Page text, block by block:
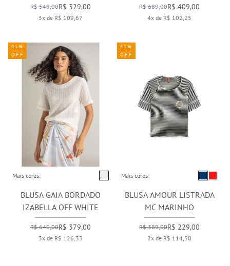
R$ 549,00R$ 329,00
3x de R$ 109,67
R$ 689,00R$ 409,00
4x de R$ 102,25
Mais cores:
BLUSA GAIA BORDADO
IZABELLA OFF WHITE
R$ 640,00R$ 379,00
3x de R$ 126,33
41%
OFF
Mais cores:
BLUSA AMOUR LISTRADA
MC MARINHO
R$ 389,00R$ 229,00
2x de R$ 114,50
41%
OFF